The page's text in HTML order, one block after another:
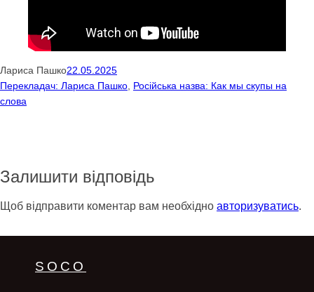
Лариса Пашко22.05.2025
Перекладач: Лариса Пашко Російська назва: Как мы скупы на
слова
Залишити відповідь
Щоб відправити коментар вам необхідно авторизуватись.
SOCO